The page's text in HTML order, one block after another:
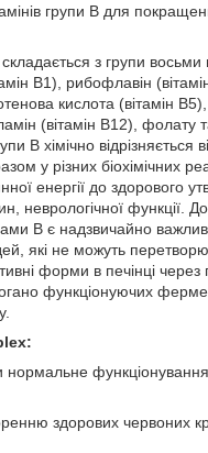
групи В для
складається з групи
B1), рибофлавін
кислота (вітамін
(вітамін B12), фолату
B хімічно відрізняється
у різних біохімічних
енергії до здорового
неврологічної функції.
B є надзвичайно
які не можуть
форми в печінці
функціонуючих
нормальне
здорових червоних